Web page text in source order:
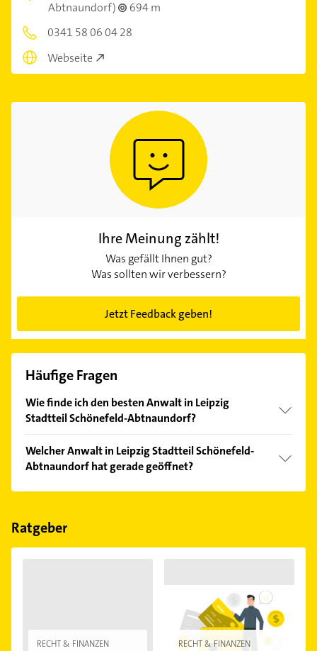
Abtnaundorf)
694 m
0341 58 06 04 28
Webseite
Ihre Meinung zählt!
Was gefällt Ihnen gut?
Was sollten wir verbessern?
Jetzt Feedback geben!
Häufige Fragen
Wie finde ich den besten Anwalt in Leipzig
Stadtteil Schönefeld-Abtnaundorf?
Kundenmeinungen und profitieren Sie von den
Empfehlungen. Die Suchergebnisse können Sie sich
einfach nachBewertungensortiert anzeigen lassen.
Welcher Anwalt in Leipzig Stadtteil Schönefeld-
Abtnaundorf hat gerade geöffnet?
Im Anbieter-Bereich finden Sie alleÖffnungszeiten.
Feiertagen abweichen können.
Ratgeber
RECHT & FINANZEN RECHT & FINANZEN